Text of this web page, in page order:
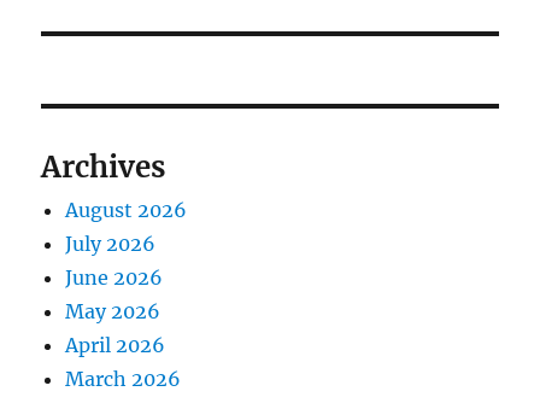
g
i
n
p
s
:Archives
August 2026
July 2026
June 2026
May 2026
April 2026
March 2026